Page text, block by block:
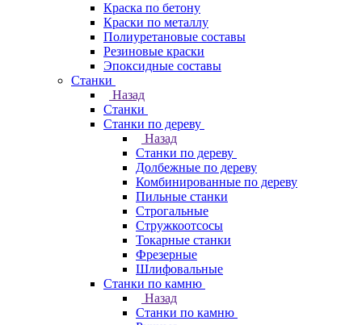
Краска по бетону
Краски по металлу
Полиуретановые составы
Резиновые краски
Эпоксидные составы
Станки
Назад
Станки
Станки по дереву
Назад
Станки по дереву
Долбежные по дереву
Комбинированные по дереву
Пильные станки
Строгальные
Стружкоотсосы
Токарные станки
Фрезерные
Шлифовальные
Станки по камню
Назад
Станки по камню